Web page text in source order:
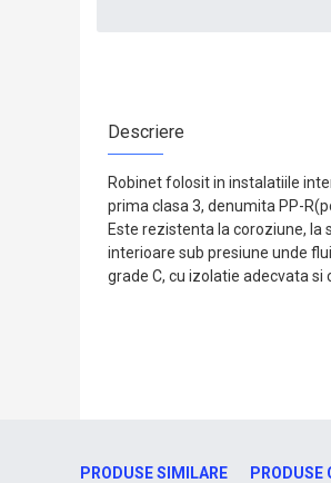
Descriere
Robinet folosit in instalatiile
prima clasa 3, denumita PP-
Este rezistenta la coroziune,
interioare sub presiune unde
grade C, cu izolatie adecvata si
PRODUSE SIMILARE PRODUSE